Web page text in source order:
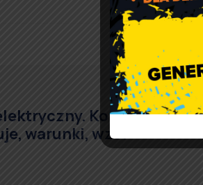
Komu
warunki, wzór